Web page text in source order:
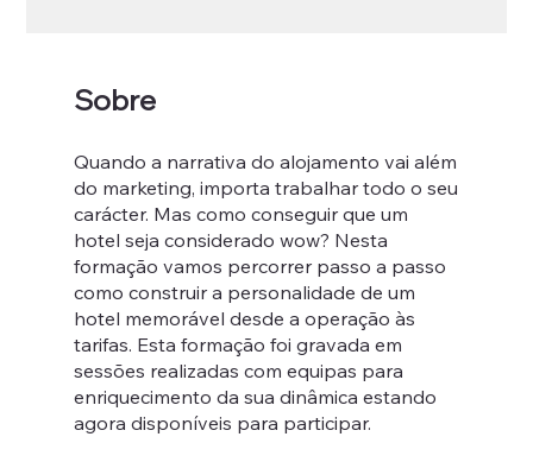
Sobre
Quando a narrativa do alojamento vai além
do marketing, importa trabalhar todo o seu
carácter. Mas como conseguir que um
hotel seja considerado wow? Nesta
formação vamos percorrer passo a passo
como construir a personalidade de um
hotel memorável desde a operação às
tarifas. Esta formação foi gravada em
sessões realizadas com equipas para
enriquecimento da sua dinâmica estando
agora disponíveis para participar.